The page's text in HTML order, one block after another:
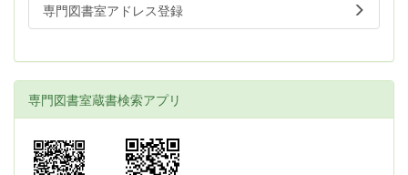
専門図書室アドレス登録
専門図書室蔵書検索アプリ